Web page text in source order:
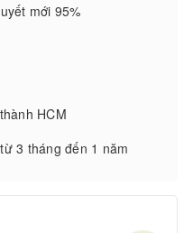
mới 95%
HCM
3 tháng đến 1 năm